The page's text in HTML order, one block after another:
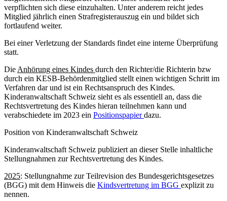
verpflichten sich diese einzuhalten. Unter anderem reicht jedes
Mitglied jährlich einen Strafregisterauszug ein und bildet sich
fortlaufend weiter.
Bei einer Verletzung der Standards findet eine interne Überprüfung
statt.
Die Anhörung eines Kindes durch den Richter/die Richterin bzw
durch ein KESB-Behördenmitglied stellt einen wichtigen Schritt im
Verfahren dar und ist ein Rechtsanspruch des Kindes.
Kinderanwaltschaft Schweiz sieht es als essentiell an, dass die
Rechtsvertretung des Kindes hieran teilnehmen kann und
verabschiedete im 2023 ein Positionspapier dazu.
Position von Kinderanwaltschaft Schweiz
Kinderanwaltschaft Schweiz publiziert an dieser Stelle inhaltliche
Stellungnahmen zur Rechtsvertretung des Kindes.
2025: Stellungnahme zur Teilrevision des Bundesgerichtsgesetzes
(BGG) mit dem Hinweis die Kindsvertretung im BGG explizit zu
nennen.